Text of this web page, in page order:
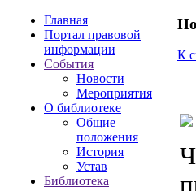
Главная
Портал правовой
информации
События
Новости
Мероприятия
О библиотеке
Общие
положения
История
Устав
Библиотека
К